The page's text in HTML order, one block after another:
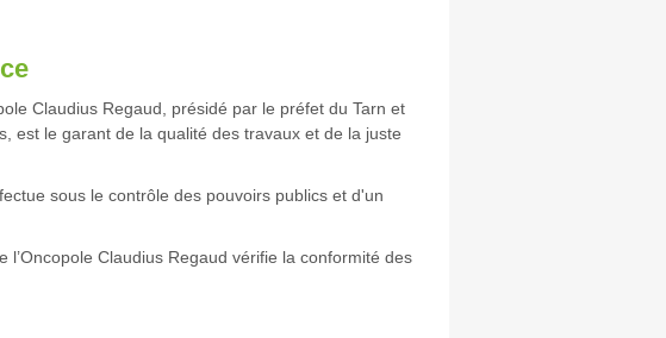
Claudius Regaud, présidé par le préfet du Tarn et
est le garant de la qualité des travaux et de la juste
sous le contrôle des pouvoirs publics et d'un
l’Oncopole Claudius Regaud vérifie la conformité des